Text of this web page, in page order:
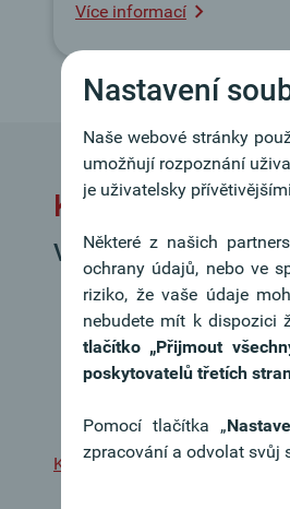
Více informací
Klientský portál
Vaše internetové
jednoduchá obsluha,
denně
přizpůsobeno pro
smartphone)
Klientský portál
Nastavení
Naše webové stránky
umožňují rozpoznání
je uživatelsky
Některé z našich
ochrany údajů, nebo ve
riziko, že vaše údaje
nebudete mít k dispozici
tlačítko „Přijmout
poskytovatelů třetích
Pomocí tlačítka „
zpracování a odvolat svůj